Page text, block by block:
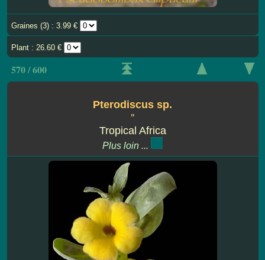
Graines (3) : 3.99 €
Plant : 26.60 €
570 / 600
Pterodiscus sp.
''
Tropical Africa
Plus loin ...